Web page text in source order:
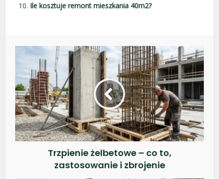
Ile kosztuje remont mieszkania 40m2?
Trzpienie żelbetowe – co to,
zastosowanie i zbrojenie